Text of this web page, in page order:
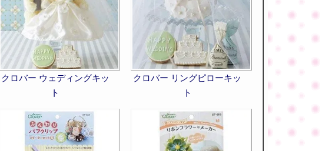
クロバー ウェディングキッ
ト
クロバー リングピローキッ
ト